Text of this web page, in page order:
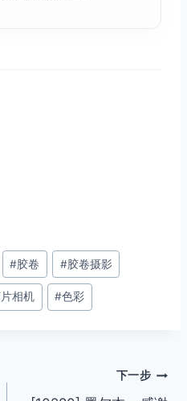
#胶卷 #胶卷摄影
相机 #色彩
下一步